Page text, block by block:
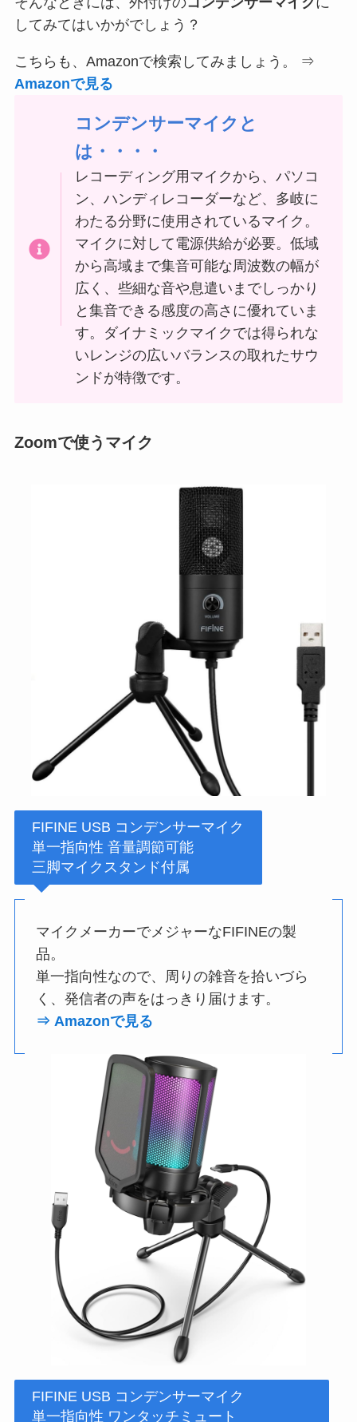
してみてはいかがでしょう？
こちらも、Amazonで検索してみましょう。 ⇒
Amazonで見る
コンデンサーマイクと
は・・・・
レコーディング用マイクから、パソコ
ン、ハンディレコーダーなど、多岐に
わたる分野に使用されているマイク。
マイクに対して電源供給が必要。低域
から高域まで集音可能な周波数の幅が
広く、些細な音や息遣いまでしっかり
と集音できる感度の高さに優れていま
す。ダイナミックマイクでは得られな
いレンジの広いバランスの取れたサウ
ンドが特徴です。
Zoomで使うマイク
FIFINE USB コンデンサーマイク
単一指向性 音量調節可能
三脚マイクスタンド付属
マイクメーカーでメジャーなFIFINEの製
品。
単一指向性なので、周りの雑音を拾いづら
く、発信者の声をはっきり届けます。
⇒ Amazonで見る
FIFINE USB コンデンサーマイク
単一指向性 ワンタッチミュート